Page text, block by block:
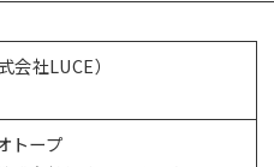
社LUCE）
トープ